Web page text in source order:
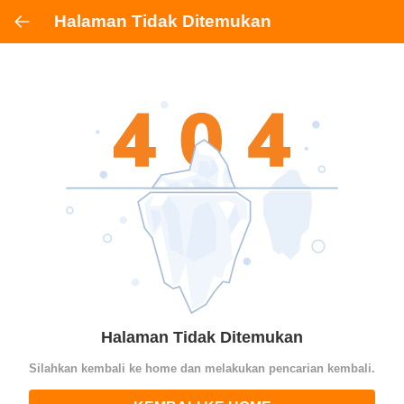
Halaman Tidak Ditemukan
Halaman Tidak Ditemukan
Silahkan kembali ke home dan melakukan pencarian kembali.